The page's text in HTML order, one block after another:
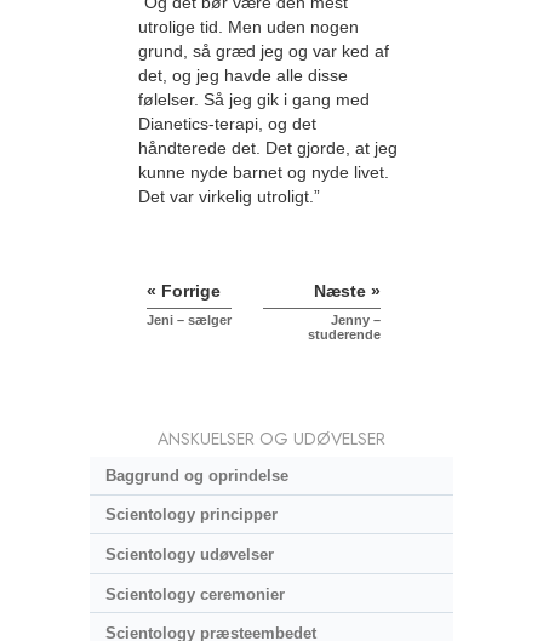
utrolige tid. Men uden nogen
grund, så græd jeg og var ked af
det, og jeg havde alle disse
følelser. Så jeg gik i gang med
Dianetics-terapi, og det
håndterede det. Det gjorde, at jeg
kunne nyde barnet og nyde livet.
Det var virkelig utroligt.”
« Forrige
Jeni – sælger
Næste »
Jenny –
studerende
ANSKUELSER OG UDØVELSER
Baggrund og oprindelse
Scientology principper
Scientology udøvelser
Scientology ceremonier
Scientology præsteembedet